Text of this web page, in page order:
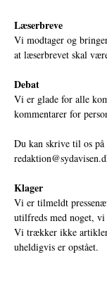
Læserbreve
Vi modtager og
at læserbrevet skal
Debat
Vi er glade for alle
kommentarer for
Du kan skrive til os på
Klager
Vi er tilmeldt
utilfreds med noget,
Vi trækker ikke
uheldigvis er opstået.